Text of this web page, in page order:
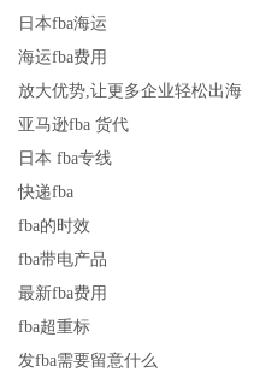
日本fba海运
海运fba费用
放大优势,让更多企业轻松出海
亚马逊fba 货代
日本 fba专线
快递fba
fba的时效
fba带电产品
最新fba费用
fba超重标
发fba需要留意什么